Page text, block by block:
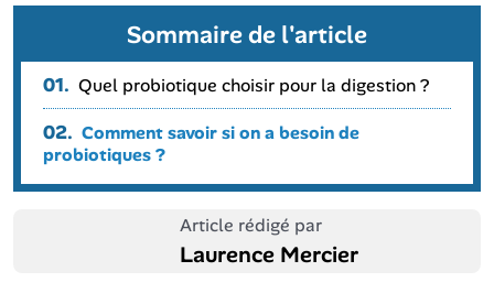
Sommaire de l'article
01. Quel probiotique choisir pour la digestion ?
02. Comment savoir si on a besoin de
probiotiques ?
Article rédigé par
Laurence Mercier